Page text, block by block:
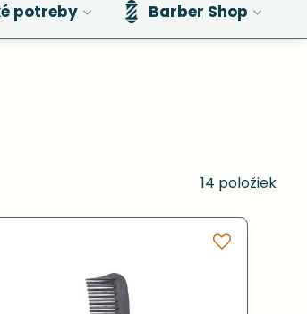
potreby Barber Shop
14 položiek